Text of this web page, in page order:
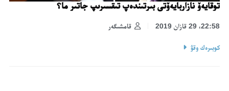
توقايەۆ نازاربايەۆتى بىرتىندەپ تىقسىرىپ جاتىر ما؟
قامشىگەر 22:58، 29 قازان 2019
كوبىرەك وقۋ